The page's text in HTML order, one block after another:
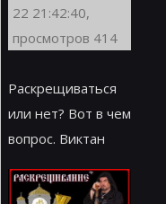
22 21:42:40,
просмотров 414
Раскрещиваться
или нет? Вот в чем
вопрос. Виктан